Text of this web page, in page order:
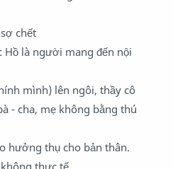
chết
Hồ là người mang đến nội
mình) lên ngôi, thầy cô
- cha, mẹ không bằng thú
hưởng thụ cho bản thân.
thực tế.